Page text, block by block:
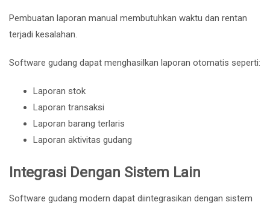
Pembuatan laporan manual membutuhkan waktu dan rentan
terjadi kesalahan.
Software gudang dapat menghasilkan laporan otomatis seperti:
Laporan stok
Laporan transaksi
Laporan barang terlaris
Laporan aktivitas gudang
Integrasi Dengan Sistem Lain
Software gudang modern dapat diintegrasikan dengan sistem